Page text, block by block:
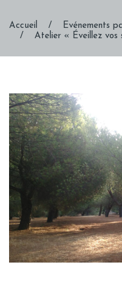
Accueil /
Evénements
/
Atelier « Éveillez vos